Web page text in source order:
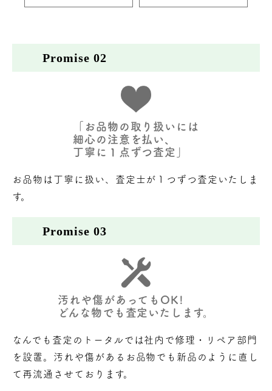
Promise 02
「お品物の取り扱いには
細心の注意を払い、
丁寧に１点ずつ査定」
お品物は丁寧に扱い、査定士が１つずつ査定いたしま
す。
Promise 03
汚れや傷があってもOK!
どんな物でも査定いたします。
なんでも査定のトータルでは社内で修理・リペア部門
を設置。汚れや傷があるお品物でも新品のように直し
て再流通させております。